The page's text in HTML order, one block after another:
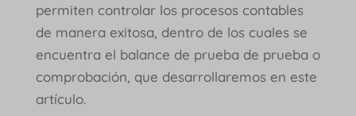
permiten controlar los procesos contables
de manera exitosa, dentro de los cuales se
encuentra el balance de prueba de prueba o
comprobación, que desarrollaremos en este
artículo.